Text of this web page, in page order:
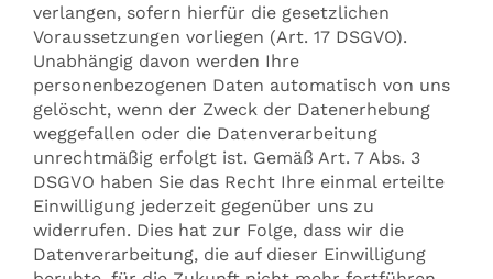
verlangen, sofern hierfür die gesetzlichen
Voraussetzungen vorliegen (Art. 17 DSGVO).
Unabhängig davon werden Ihre
personenbezogenen Daten automatisch von uns
gelöscht, wenn der Zweck der Datenerhebung
weggefallen oder die Datenverarbeitung
unrechtmäßig erfolgt ist. Gemäß Art. 7 Abs. 3
DSGVO haben Sie das Recht Ihre einmal erteilte
Einwilligung jederzeit gegenüber uns zu
widerrufen. Dies hat zur Folge, dass wir die
Datenverarbeitung, die auf dieser Einwilligung